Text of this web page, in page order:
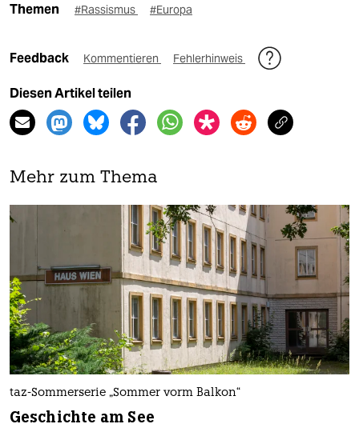
Themen #Rassismus #Europa
Feedback Kommentieren Fehlerhinweis
Diesen Artikel teilen
Mehr zum Thema
taz-Sommerserie „Sommer vorm Balkon“
Geschichte am See